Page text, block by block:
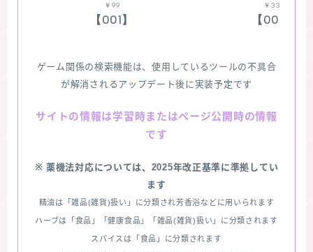
￥99
【001】
￥330
【002】
ゲーム関係の検索機能は、使用しているツールの不具合
が解消されるアップデート後に実装予定です
サイトの情報は学習時またはページ公開時の情報
です
※ 薬機法対応については、2025年改正基準に準拠してい
ます
精油は「雑品(雑貨)扱い」に分類され芳香浴などに用いられます
ハーブは「食品」「健康食品」「雑品(雑貨)扱い」に分類されます
スパイスは「食品」に分類されます